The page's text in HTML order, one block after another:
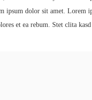
ipsum dolor sit amet.
et ea rebum. Stet clita